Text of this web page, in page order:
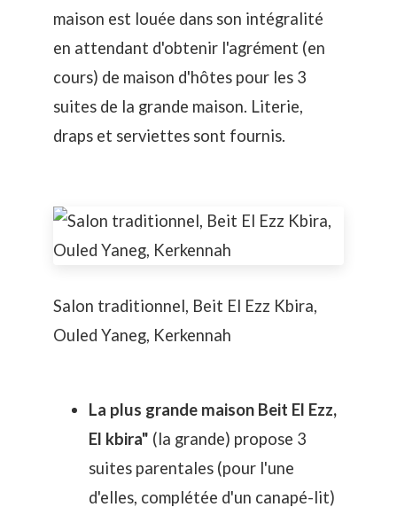
maison est louée dans son intégralité
en attendant d'obtenir l'agrément (en
cours) de maison d'hôtes pour les 3
suites de la grande maison. Literie,
draps et serviettes sont fournis.
Salon traditionnel, Beit El Ezz Kbira,
Ouled Yaneg, Kerkennah
La plus grande maison Beit El Ezz,
El kbira" (la grande) propose 3
suites parentales (pour l'une
d'elles, complétée d'un canapé-lit)